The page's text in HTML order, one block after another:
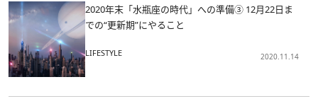
2020年末「水瓶座の時代」への準備③ 12月22日ま
での“更新期”にやること
LIFESTYLE 2020.11.14